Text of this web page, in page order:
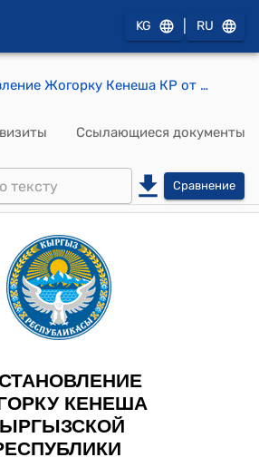
KG RU
Постановление Жогорку Кенеша КР от 27 ноября 2024 года № 2573-VII "Об отчете об исполнении бюджета Фонда обязательного медицинского страхования при Министерстве здравоохранения КР за 2023 год"
Ссылающиеся документы
Сравнение